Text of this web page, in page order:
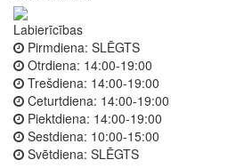
Labierīcības
Pirmdiena: SLĒGTS
Otrdiena: 14:00-19:00
Trešdiena: 14:00-19:00
Ceturtdiena: 14:00-19:00
Piektdiena: 14:00-19:00
Sestdiena: 10:00-15:00
Svētdiena: SLĒGTS